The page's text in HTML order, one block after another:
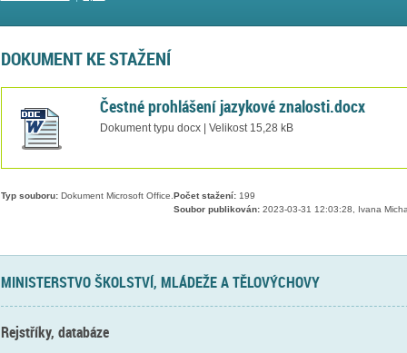
DOKUMENT KE STAŽENÍ
Čestné prohlášení jazykové znalosti.docx
Dokument typu docx | Velikost 15,28 kB
Typ souboru:Dokument Microsoft Office. Počet stažení:199
Soubor publikován:2023-03-31 12:03:28, Ivana
MINISTERSTVO ŠKOLSTVÍ, MLÁDEŽE A TĚLOVÝCHOVY
Rejstříky, databáze